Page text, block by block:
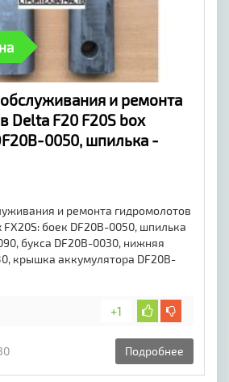
и ремонта
Delta F20 F20S box
0050, шпилька -
и ремонта гидромолотов
FX20S: боек DF20B-0050, шпилька
букса DF20B-0030, нижняя
крышка аккумулятора DF20B-
+1
Подробнее